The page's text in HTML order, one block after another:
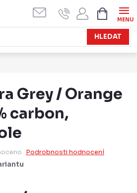
HLEDAT
KOŠÍK
Grey / Orange
carbon,
Podrobnosti hodnocení